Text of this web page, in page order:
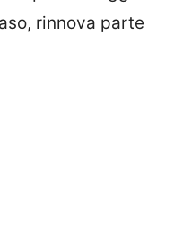
rinnova parte